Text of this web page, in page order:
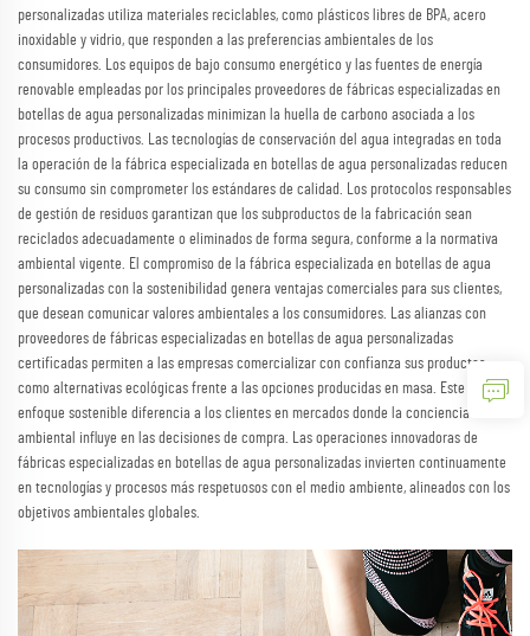
personalizadas utiliza materiales reciclables, como plásticos libres de BPA, acero
inoxidable y vidrio, que responden a las preferencias ambientales de los
consumidores. Los equipos de bajo consumo energético y las fuentes de energía
renovable empleadas por los principales proveedores de fábricas especializadas en
botellas de agua personalizadas minimizan la huella de carbono asociada a los
procesos productivos. Las tecnologías de conservación del agua integradas en toda
la operación de la fábrica especializada en botellas de agua personalizadas reducen
su consumo sin comprometer los estándares de calidad. Los protocolos responsables
de gestión de residuos garantizan que los subproductos de la fabricación sean
reciclados adecuadamente o eliminados de forma segura, conforme a la normativa
ambiental vigente. El compromiso de la fábrica especializada en botellas de agua
personalizadas con la sostenibilidad genera ventajas comerciales para sus clientes,
que desean comunicar valores ambientales a los consumidores. Las alianzas con
proveedores de fábricas especializadas en botellas de agua personalizadas
certificadas permiten a las empresas comercializar con confianza sus productos
como alternativas ecológicas frente a las opciones producidas en masa. Este
enfoque sostenible diferencia a los clientes en mercados donde la conciencia
ambiental influye en las decisiones de compra. Las operaciones innovadoras de
fábricas especializadas en botellas de agua personalizadas invierten continuamente
en tecnologías y procesos más respetuosos con el medio ambiente, alineados con los
objetivos ambientales globales.